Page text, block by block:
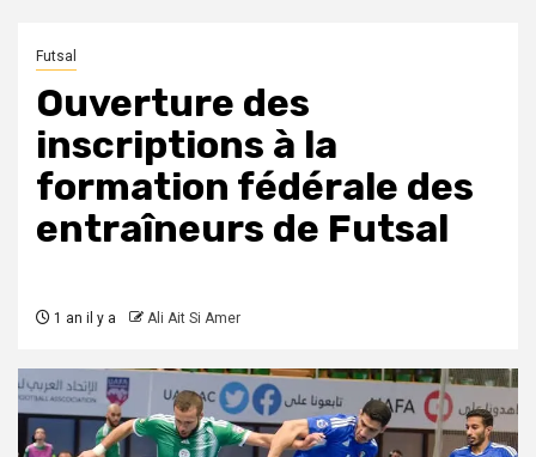
Futsal
Ouverture des
inscriptions à la
formation fédérale des
entraîneurs de Futsal
1 an il y a Ali Ait Si Amer